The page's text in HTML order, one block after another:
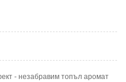
- незабравим топъл аромат